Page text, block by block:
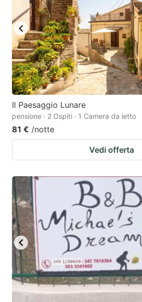
Il Paesaggio Lunare
pensione · 2 Ospiti · 1 Camera da letto
81 € /notte
Vedi offerta